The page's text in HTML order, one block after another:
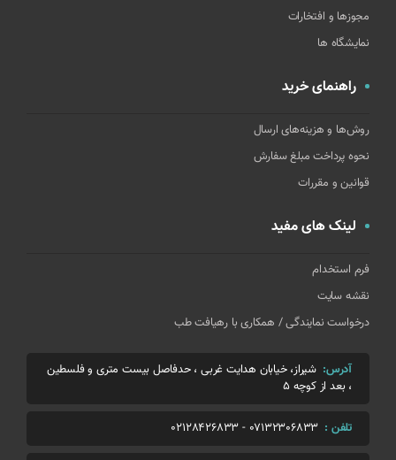
مجوزها و افتخارات
نمایشگاه ها
راهنمای خرید
روش‌ها و هزینه‌های ارسال
نحوه پرداخت مبلغ سفارش
قوانین و مقررات
لینک های مفید
فرم استخدام
نقشه سایت
درخواست نمایندگی / همکاری با رهیافت طب
آدرس: شیراز، خیابان هدایت غربی ، حدفاصل بیست متری و فلسطین
، بعد از کوچه 5
تلفن : 07132306833
-
02128426833